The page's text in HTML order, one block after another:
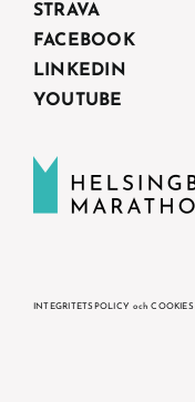
STRAVA
FACEBOOK
LINKEDIN
YOUTUBE
INTEGRITETSPOLICY och COOKIES